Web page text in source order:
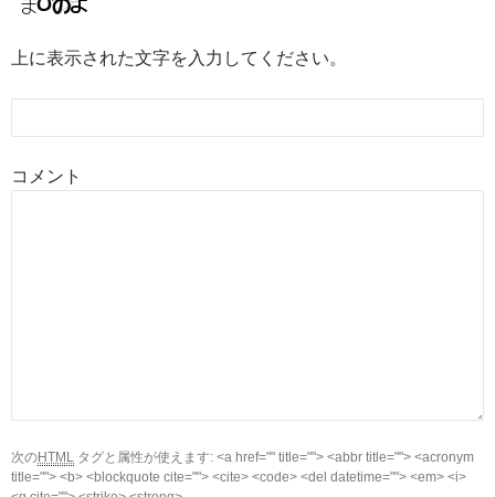
上に表示された文字を入力してください。
コメント
次のHTML タグと属性が使えます: <a href="" title=""> <abbr title=""> <acronym
title=""> <b> <blockquote cite=""> <cite> <code> <del datetime=""> <em> <i>